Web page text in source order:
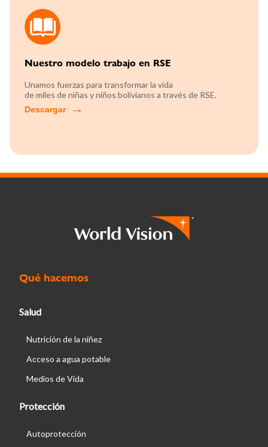
Nuestro modelo trabajo en RSE
Unamos fuerzas para transformar la vida
de miles de niñas y niños bolivianos a través de RSE.
Descargar
Qué hacemos
Salud
Nutrición de la niñez
Acceso a agua potable
Medios de Vida
Protección
Autoprotección